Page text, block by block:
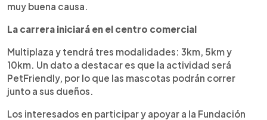
muy buena causa.
La carrera iniciará en el centro comercial
Multiplaza y tendrá tres modalidades: 3km, 5km y
10km. Un dato a destacar es que la actividad será
PetFriendly, por lo que las mascotas podrán correr
junto a sus dueños.
Los interesados en participar y apoyar a la Fundación